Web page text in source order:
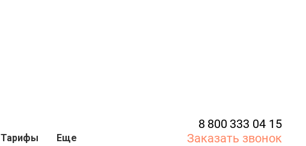
Тарифы Еще
8 800 333 04 15
Заказать звонок